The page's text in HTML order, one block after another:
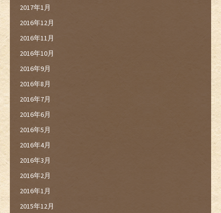
2017年1月
2016年12月
2016年11月
2016年10月
2016年9月
2016年8月
2016年7月
2016年6月
2016年5月
2016年4月
2016年3月
2016年2月
2016年1月
2015年12月